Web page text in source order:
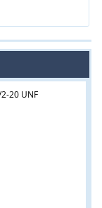
20 UNF